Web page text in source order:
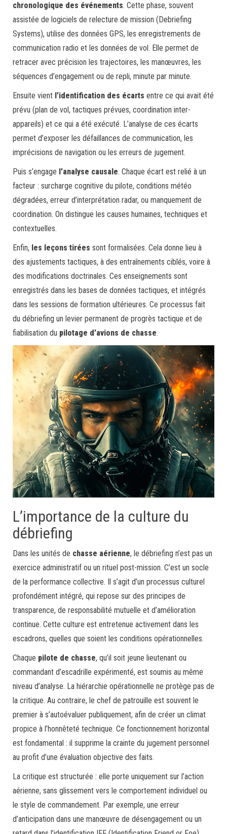
chronologique des événements. Cette phase, souvent
assistée de logiciels de relecture de mission (Debriefing
Systems), utilise des données GPS, les enregistrements de
communication radio et les données de vol. Elle permet de
retracer avec précision les trajectoires, les manœuvres, les
séquences d’engagement ou de repli, minute par minute.
Ensuite vient l’identification des écarts entre ce qui avait été
prévu (plan de vol, tactiques prévues, coordination inter-
appareils) et ce qui a été exécuté. L’analyse de ces écarts
permet d’exposer les défaillances de communication, les
imprécisions de navigation ou les erreurs de jugement.
Puis s’engage l’analyse causale. Chaque écart est relié à un
facteur : surcharge cognitive du pilote, conditions météo
dégradées, erreur d’interprétation radar, ou manquement de
coordination. On distingue les causes humaines, techniques et
contextuelles.
Enfin, les leçons tirées sont formalisées. Cela donne lieu à
des ajustements tactiques, à des entraînements ciblés, voire à
des modifications doctrinales. Ces enseignements sont
enregistrés dans les bases de données tactiques, et intégrés
dans les sessions de formation ultérieures. Ce processus fait
du débriefing un levier permanent de progrès tactique et de
fiabilisation du pilotage d’avions de chasse.
L’importance de la culture du
débriefing
Dans les unités de chasse aérienne, le débriefing n’est pas un
exercice administratif ou un rituel post-mission. C’est un socle
de la performance collective. Il s’agit d’un processus culturel
profondément intégré, qui repose sur des principes de
transparence, de responsabilité mutuelle et d’amélioration
continue. Cette culture est entretenue activement dans les
escadrons, quelles que soient les conditions opérationnelles.
Chaque pilote de chasse, qu’il soit jeune lieutenant ou
commandant d’escadrille expérimenté, est soumis au même
niveau d’analyse. La hiérarchie opérationnelle ne protège pas de
la critique. Au contraire, le chef de patrouille est souvent le
premier à s’autoévaluer publiquement, afin de créer un climat
propice à l’honnêteté technique. Ce fonctionnement horizontal
est fondamental : il supprime la crainte du jugement personnel
au profit d’une évaluation objective des faits.
La critique est structurée : elle porte uniquement sur l’action
aérienne, sans glissement vers le comportement individuel ou
le style de commandement. Par exemple, une erreur
d’anticipation dans une manœuvre de désengagement ou un